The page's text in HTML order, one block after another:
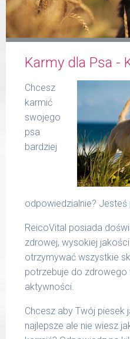
Karmy dla Psa -
Chcesz
karmić
swojego
psa
bardziej
odpowiedzialnie?
ReicoVital posiada
zdrowej, wysokiej
otrzymywać wszystkie
potrzebuje do zdrowego
aktywności.
Chcesz aby Twój piesek
najlepsze ale nie wiesz